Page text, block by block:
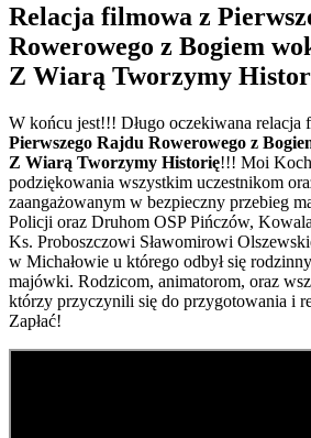
Relacja filmowa z
Rowerowego z Bogiem
Z Wiarą Tworzymy
W końcu jest!!! Długo oczekiwana relacja
Pierwszego Rajdu Rowerowego z
Z Wiarą Tworzymy Historię!!! Moi
podziękowania wszystkim uczestnikom
zaangażowanym w bezpieczny przebieg
Policji oraz Druhom OSP Pińczów,
Ks. Proboszczowi Sławomirowi
w Michałowie u którego odbył się
majówki. Rodzicom, animatorom, oraz
którzy przyczynili się do przygotowania i
Zapłać!